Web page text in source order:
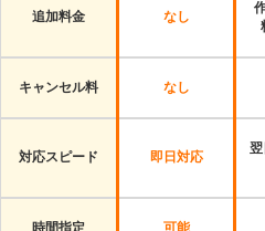
追加料金 なし
キャンセル料 なし
対応スピード 即日対応